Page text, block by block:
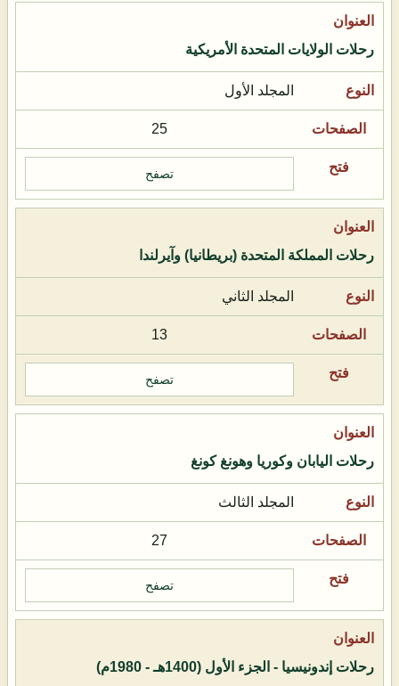
رحلات الولايات المتحدة الأمريكية
المجلد الأول
25
تصفح
رحلات المملكة المتحدة (بريطانيا) وآيرلندا
المجلد الثاني
13
تصفح
رحلات اليابان وكوريا وهونغ كونغ
المجلد الثالث
27
تصفح
رحلات إندونيسيا - الجزء الأول (1400هـ - 1980م)